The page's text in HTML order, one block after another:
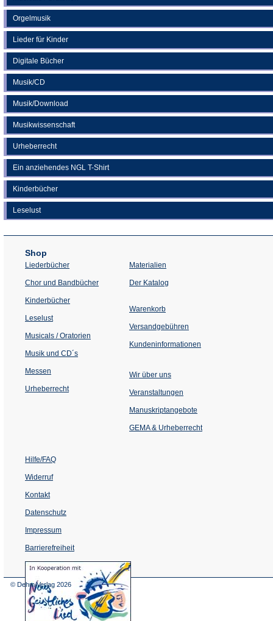
Orgelmusik
Lieder für Kinder
Digitale Bücher
Musik/CD
Musik/Download
Musikwissenschaft
Urheberrecht
Ein anziehendes NGL T-Shirt
Kinderbücher
Leselust
Shop
Liederbücher
Chor und Bandbücher
Kinderbücher
Leselust
Musicals / Oratorien
Musik und CD´s
Messen
Urheberrecht
Materialien
Der Katalog
Warenkorb
Versandgebühren
Kundeninformationen
Wir über uns
Veranstaltungen
einem
Tab)
Manuskriptangebote
GEMA & Urheberrecht
Hilfe/FAQ
Widerruf
Kontakt
Datenschutz
Impressum
Barrierefreiheit
(Öffnet
in
© Dehm Verlag 2026